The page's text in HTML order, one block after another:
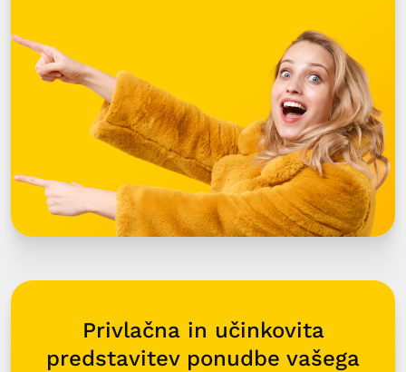
Privlačna in učinkovita
predstavitev ponudbe vašega